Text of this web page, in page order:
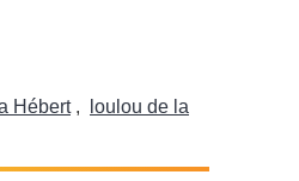
Hébert ,
loulou de la